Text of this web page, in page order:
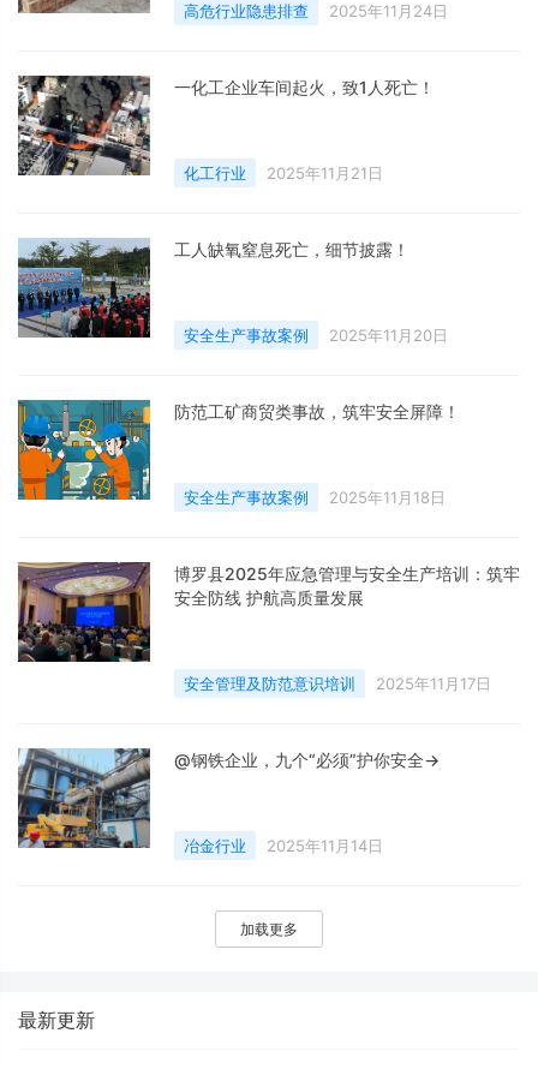
高危行业隐患排查 2025年11月24日
一化工企业车间起火，致1人死亡！
化工行业 2025年11月21日
工人缺氧窒息死亡，细节披露！
安全生产事故案例 2025年11月20日
防范工矿商贸类事故，筑牢安全屏障！
安全生产事故案例 2025年11月18日
博罗县2025年应急管理与安全生产培训：筑牢
安全防线 护航高质量发展
安全管理及防范意识培训 2025年11月17日
@钢铁企业，九个“必须”护你安全→
冶金行业 2025年11月14日
加载更多
最新更新